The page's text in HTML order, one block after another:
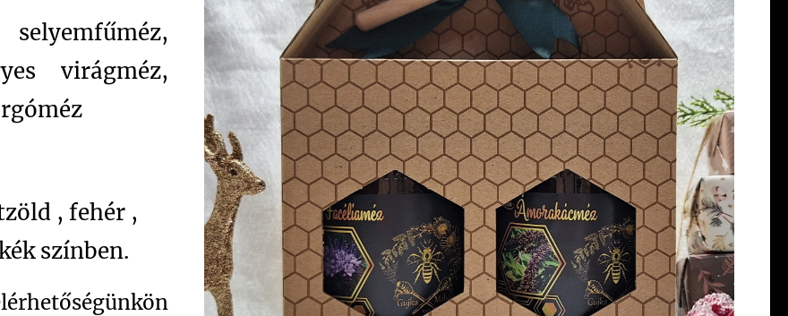
virágméz,
, fehér ,
színben.